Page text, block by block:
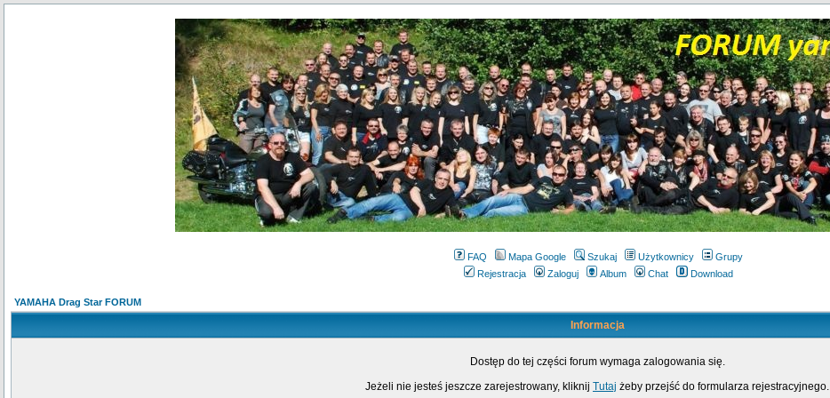
FAQ Mapa Google Szukaj Użytkownicy
Grupy
Rejestracja
Zaloguj Album Chat Download
YAMAHA Drag Star FORUM
Informacja
Dostęp do tej części forum wymaga zalogowania się.
Jeżeli nie jesteś jeszcze zarejestrowany, kliknij Tutaj żeby przejść do formularza rejestracyjnego.